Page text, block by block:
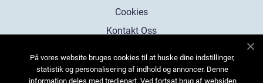
Cookies
Kontakt Oss
På vores website bruges cookies til at huske dine indstillinger,
statistik og personalisering af indhold og annoncer. Denne
information deles med tredjepart. Ved fortsat brug af websiden